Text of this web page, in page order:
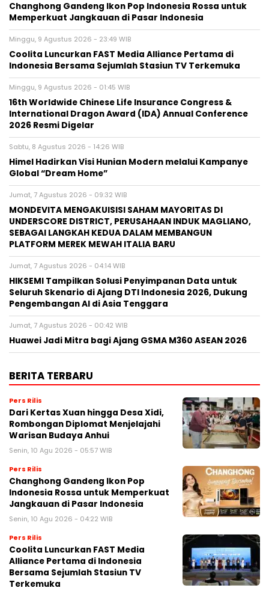
Changhong Gandeng Ikon Pop Indonesia Rossa untuk
Memperkuat Jangkauan di Pasar Indonesia
Minggu, 9 Agustus 2026 - 23:49 WIB
Coolita Luncurkan FAST Media Alliance Pertama di
Indonesia Bersama Sejumlah Stasiun TV Terkemuka
Minggu, 9 Agustus 2026 - 01:45 WIB
16th Worldwide Chinese Life Insurance Congress &
International Dragon Award (IDA) Annual Conference
2026 Resmi Digelar
Sabtu, 8 Agustus 2026 - 14:26 WIB
Himel Hadirkan Visi Hunian Modern melalui Kampanye
Global “Dream Home”
Jumat, 7 Agustus 2026 - 09:32 WIB
MONDEVITA MENGAKUISISI SAHAM MAYORITAS DI
UNDERSCORE DISTRICT, PERUSAHAAN INDUK MAGLIANO,
SEBAGAI LANGKAH KEDUA DALAM MEMBANGUN
PLATFORM MEREK MEWAH ITALIA BARU
Jumat, 7 Agustus 2026 - 04:14 WIB
HIKSEMI Tampilkan Solusi Penyimpanan Data untuk
Seluruh Skenario di Ajang DTI Indonesia 2026, Dukung
Pengembangan AI di Asia Tenggara
Jumat, 7 Agustus 2026 - 00:42 WIB
Huawei Jadi Mitra bagi Ajang GSMA M360 ASEAN 2026
BERITA TERBARU
Pers Rilis
Dari Kertas Xuan hingga Desa Xidi,
Rombongan Diplomat Menjelajahi
Warisan Budaya Anhui
Senin, 10 Agu 2026 - 05:57 WIB
Pers Rilis
Changhong Gandeng Ikon Pop
Indonesia Rossa untuk Memperkuat
Jangkauan di Pasar Indonesia
Senin, 10 Agu 2026 - 04:22 WIB
Pers Rilis
Coolita Luncurkan FAST Media
Alliance Pertama di Indonesia
Bersama Sejumlah Stasiun TV
Terkemuka